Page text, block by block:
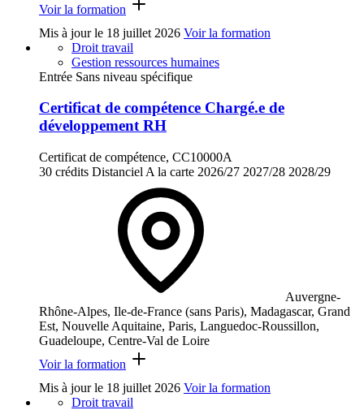
Voir la formation
Mis à jour le 18 juillet 2026 Voir la formation
Droit travail
Gestion ressources humaines
Entrée Sans niveau spécifique
Certificat de compétence Chargé.e de
développement RH
Certificat de compétence, CC10000A
30 crédits Distanciel A la carte 2026/27 2027/28 2028/29
Auvergne-
Rhône-Alpes, Ile-de-France (sans Paris), Madagascar, Grand
Est, Nouvelle Aquitaine, Paris, Languedoc-Roussillon,
Guadeloupe, Centre-Val de Loire
Voir la formation
Mis à jour le 18 juillet 2026 Voir la formation
Droit travail